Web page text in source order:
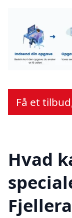
Få et
Hvad